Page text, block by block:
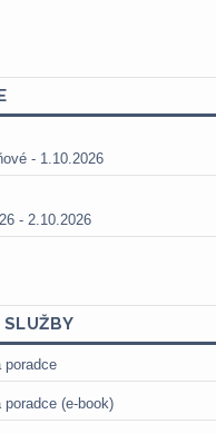
- 1.10.2026
- 2.10.2026
SLUŽBY
poradce
(e-book)